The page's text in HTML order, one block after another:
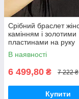
Срібний браслет
камінням і золотими
пластинами на руку
В наявності
6 499,80 ₴ 7 222 ₴
Купити